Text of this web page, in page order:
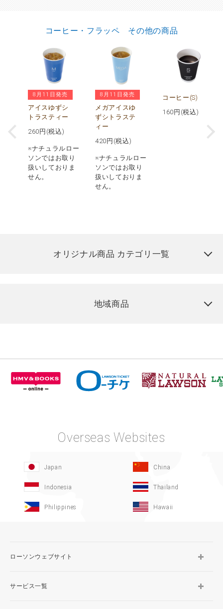
コーヒー・フラッペ その他の商品
8月11日発売
アイスゆずシ
トラスティー
260 円(税込)
※ナチュラルロー
ソンではお取り
扱いしておりま
せん。
8月11日発売
メガアイスゆ
ずシトラステ
ィー
420 円(税込)
※ナチュラルロー
ソンではお取り
扱いしておりま
せん。
コーヒー(S)
160 円(税込)
オリジナル商品 カテゴリ一覧
地域商品
Overseas Websites
Japan China
Indonesia Thailand
Philippines Hawaii
ローソンウェブサイト
サービス一覧